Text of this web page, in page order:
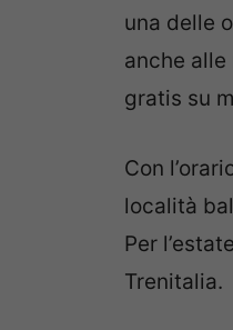
una delle
anche
gratis su
Con
località
Per
Trenitalia.